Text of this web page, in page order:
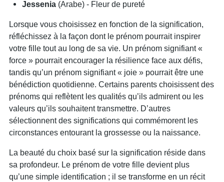
Jessenia (Arabe) - Fleur de pureté
Lorsque vous choisissez en fonction de la signification,
réfléchissez à la façon dont le prénom pourrait inspirer
votre fille tout au long de sa vie. Un prénom signifiant «
force » pourrait encourager la résilience face aux défis,
tandis qu’un prénom signifiant « joie » pourrait être une
bénédiction quotidienne. Certains parents choisissent des
prénoms qui reflètent les qualités qu’ils admirent ou les
valeurs qu’ils souhaitent transmettre. D’autres
sélectionnent des significations qui commémorent les
circonstances entourant la grossesse ou la naissance.
La beauté du choix basé sur la signification réside dans
sa profondeur. Le prénom de votre fille devient plus
qu’une simple identification ; il se transforme en un récit